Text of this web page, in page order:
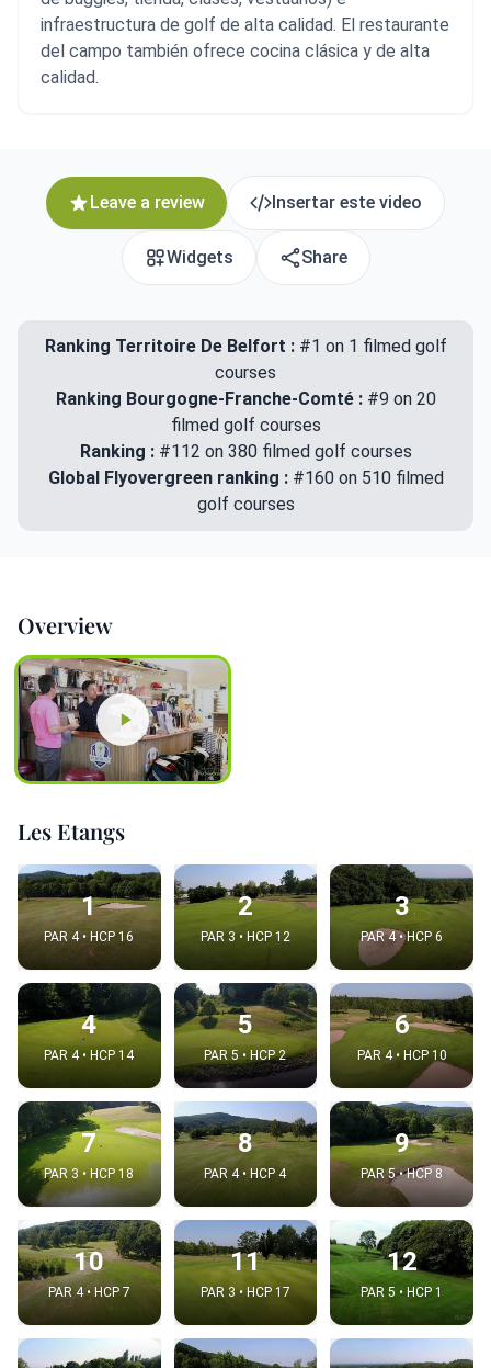
infraestructura de golf de alta calidad. El restaurante
del campo también ofrece cocina clásica y de alta
calidad.
Leave a review Insertar este video
Widgets Share
Ranking Territoire De Belfort :#1 on 1 filmed golf
courses
Ranking Bourgogne-Franche-Comté : #9 on 20
filmed golf courses
Ranking : #112 on 380 filmed golf courses
Global Flyovergreen ranking : #160 on 510 filmed
golf courses
Overview
Les Etangs
1
PAR 4 • HCP 16
2
PAR 3 • HCP 12
3
PAR 4 • HCP 6
4
PAR 4 • HCP 14
5
PAR 5 • HCP 2
6
PAR 4 • HCP 10
7
PAR 3 • HCP 18
8
PAR 4 • HCP 4
9
PAR 5 • HCP 8
10
PAR 4 • HCP 7
11
PAR 3 • HCP 17
12
PAR 5 • HCP 1